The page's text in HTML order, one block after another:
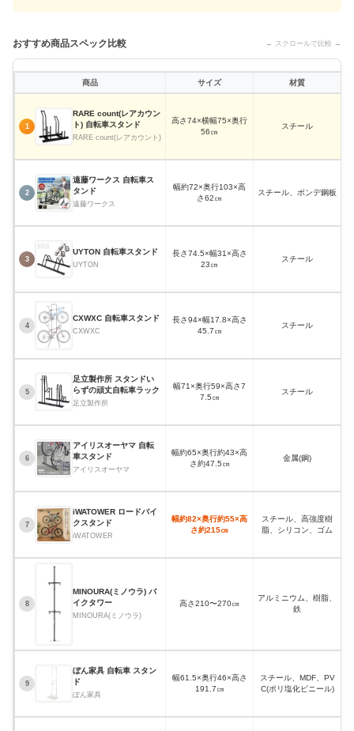
おすすめ商品スペック比較 ← スクロールで比較 →
商品 サイズ 材質
1
RARE count(レアカウン
ト) 自転車スタンド
RARE count(レアカウント)
高さ74×横幅75×奥行
56㎝
スチール
2
遠藤ワークス 自転車ス
タンド
遠藤ワークス
幅約72×奥行103×高
さ62㎝
スチール、ボンデ鋼板
3
UYTON 自転車スタンド
UYTON
長さ74.5×幅31×高さ
23㎝
スチール
4
CXWXC 自転車スタンド
CXWXC
長さ94×幅17.8×高さ
45.7㎝
スチール
5
足立製作所 スタンドい
らずの頑丈自転車ラック
足立製作所
幅71×奥行59×高さ7
7.5㎝
スチール
6
アイリスオーヤマ 自転
車スタンド
アイリスオーヤマ
幅約65×奥行約43×高
さ約47.5㎝
金属(鋼)
7
iWATOWER ロードバイ
クスタンド
iWATOWER
幅約82×奥行約55×高
さ約215㎝
スチール、高強度樹
脂、シリコン、ゴム
8
MINOURA(ミノウラ) バ
イクタワー
MINOURA(ミノウラ)
高さ210〜270㎝
アルミニウム、樹脂、
鉄
9
ぼん家具 自転車 スタン
ド
ぼん家具
幅61.5×奥行46×高さ
191.7㎝
スチール、MDF、PV
C(ポリ塩化ビニール)